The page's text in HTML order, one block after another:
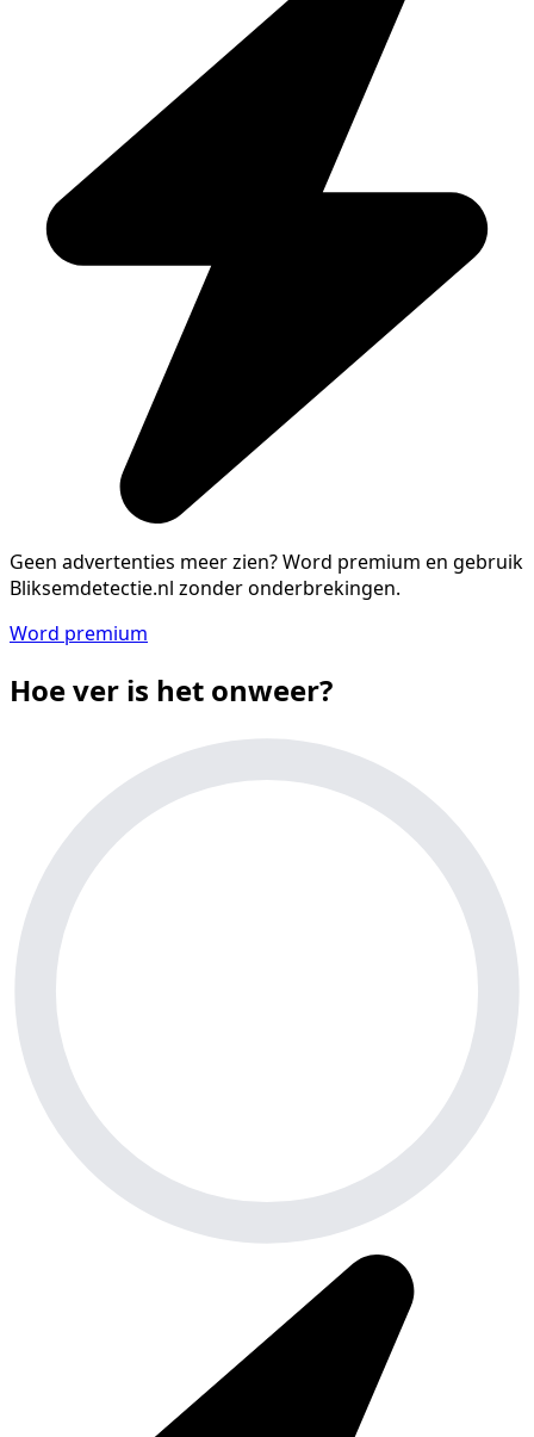
Geen advertenties meer zien?Word premium en gebruik
Bliksemdetectie.nl zonder onderbrekingen.
Word premium
Hoe ver is het onweer?